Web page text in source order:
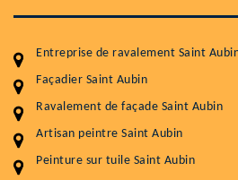
Entreprise de ravalement Saint
Façadier Saint Aubin
Ravalement de façade Saint Aubin
Artisan peintre Saint Aubin
Peinture sur tuile Saint Aubin
Entretenir votre toiture,
durabilité